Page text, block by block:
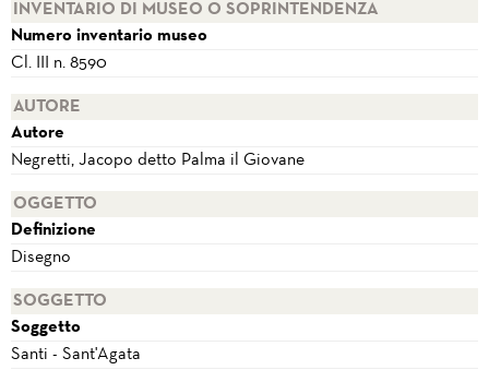
INVENTARIO DI MUSEO O SOPRINTENDENZA
Numero inventario museo
Cl. III n. 8590
AUTORE
Autore
Negretti, Jacopo detto Palma il Giovane
OGGETTO
Definizione
Disegno
SOGGETTO
Soggetto
Santi - Sant'Agata